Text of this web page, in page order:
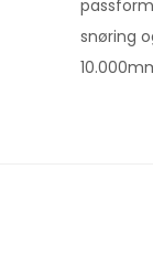
snøring